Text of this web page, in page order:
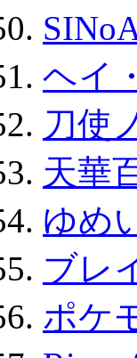
ヘイ
刀使
天華
ゆめ
ブレ
ポケ